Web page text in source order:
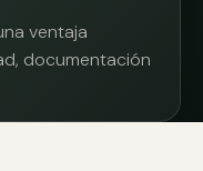
ventaja
documentación